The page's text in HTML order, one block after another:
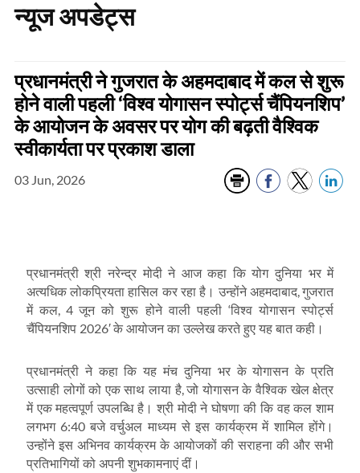
न्यूज अपडेट्स
प्रधानमंत्री ने गुजरात के अहमदाबाद में कल से शुरू
होने वाली पहली ‘विश्व योगासन स्पोर्ट्स चैंपियनशिप’
के आयोजन के अवसर पर योग की बढ़ती वैश्विक
स्वीकार्यता पर प्रकाश डाला
03 Jun, 2026
प्रधानमंत्री श्री नरेन्द्र मोदी ने आज कहा कि योग दुनिया भर में
अत्यधिक लोकप्रियता हासिल कर रहा है। उन्होंने अहमदाबाद,गुजरात
में कल, 4जून को शुरू होने वाली पहली ‘विश्व योगासन स्पोर्ट्स
चैंपियनशिप 2026′के आयोजन का उल्लेख करते हुए यह बात कही।
प्रधानमंत्री ने कहा कि यह मंच दुनिया भर के योगासन के प्रति
उत्साही लोगों को एक साथ लाया है,जो योगासन के वैश्विक खेल क्षेत्र
में एक महत्वपूर्ण उपलब्धि है। श्री मोदी ने घोषणा की कि वह कल शाम
लगभग 6:40 बजे वर्चुअल माध्यम से इस कार्यक्रम में शामिल होंगे।
उन्होंने इस अभिनव कार्यक्रम के आयोजकों की सराहना की और सभी
प्रतिभागियों को अपनी शुभकामनाएं दीं।